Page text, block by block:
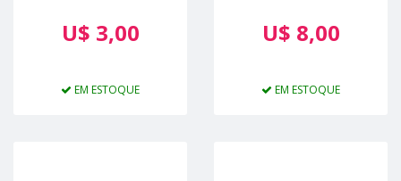
U$ 3,00
EM ESTOQUE
U$ 8,00
EM ESTOQUE